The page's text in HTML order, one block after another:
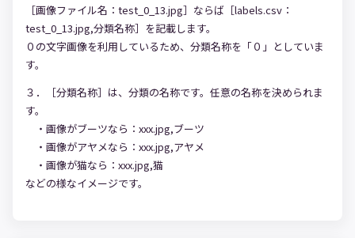
［画像ファイル名：test_0_13.jpg］ならば［labels.csv：
test_0_13.jpg,分類名称］を記載します。
０の文字画像を利用しているため、分類名称を「０」としていま
す。
３．［分類名称］は、分類の名称です。任意の名称を決められま
す。
・画像がブーツなら：xxx.jpg,ブーツ
・画像がアヤメなら：xxx.jpg,アヤメ
・画像が猫なら：xxx.jpg,猫
などの様なイメージです。